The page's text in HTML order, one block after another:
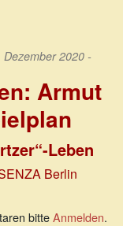
2020 -
Armut
Leben
Berlin
bitteAnmelden.